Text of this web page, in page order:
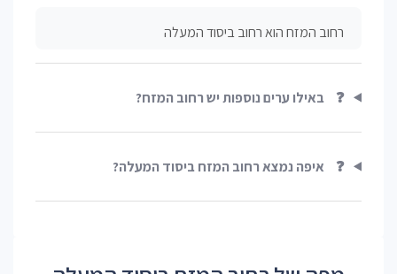
רחוב המזח הוא רחוב ביסוד המעלה
❓ באילו ערים נוספות יש רחוב המזח?
❓ איפה נמצא רחוב המזח ביסוד המעלה?